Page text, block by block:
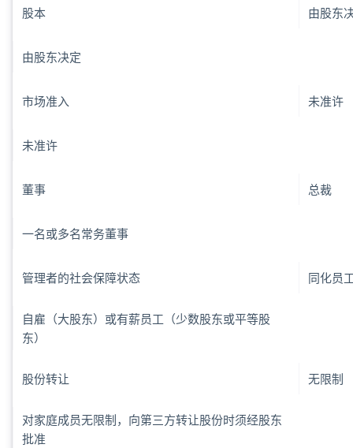
股本 由股东
由股东决定
市场准入 未准许
未准许
董事 总裁
一名或多名常务董事
管理者的社会保障状态 同化员
自雇（大股东）或有薪员工（少数股东或平等股
东）
股份转让 无限制
对家庭成员无限制，向第三方转让股份时须经股东
批准
阿联酋
爱尔兰
English